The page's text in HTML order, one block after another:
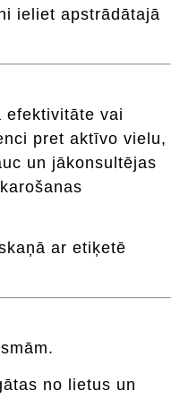
ieliet apstrādātajā
efektivitāte vai
pret aktīvo vielu,
un jākonsultējas
ar etiķetē
no lietus un